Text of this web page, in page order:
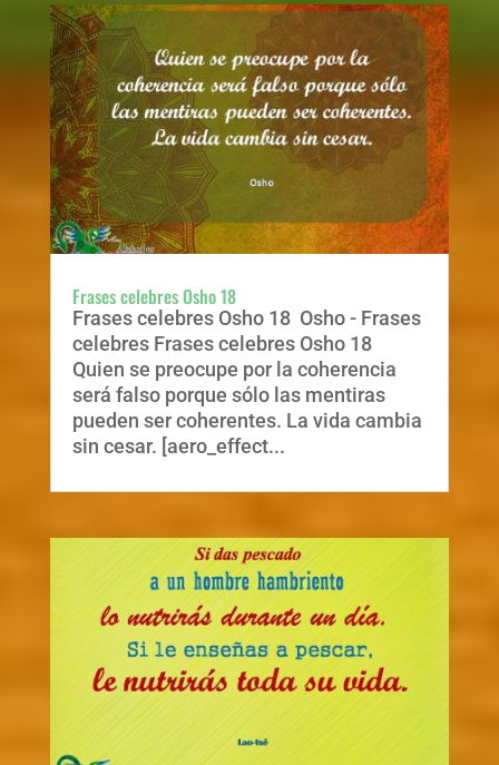
Frases celebres Osho 18
Frases celebres Osho 18 Osho - Frases
celebres Frases celebres Osho 18
Quien se preocupe por la coherencia
será falso porque sólo las mentiras
pueden ser coherentes. La vida cambia
sin cesar. [aero_effect...